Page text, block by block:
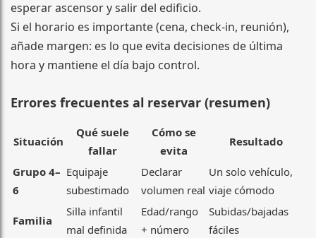
esperar ascensor y salir del edificio.
Si el horario es importante (cena, check-in, reunión),
añade margen: es lo que evita decisiones de última
hora y mantiene el día bajo control.
Errores frecuentes al reservar (resumen)
Situación
Qué suele
fallar
Cómo se
evita
Resultado
Grupo 4–
6
Equipaje
subestimado
Declarar
volumen real
Un solo vehículo,
viaje cómodo
Familia
Silla infantil
mal definida
Edad/rango
+ número
Subidas/bajadas
fáciles